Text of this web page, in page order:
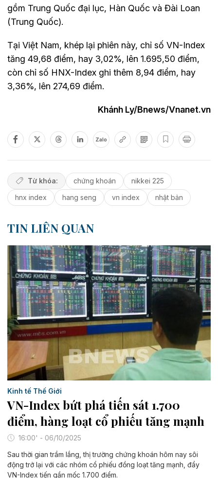
gồm Trung Quốc đại lục, Hàn Quốc và Đài Loan
(Trung Quốc).
Tại Việt Nam, khép lại phiên này, chỉ số VN-Index
tăng 49,68 điểm, hay 3,02%, lên 1.695,50 điểm,
còn chỉ số HNX-Index ghi thêm 8,94 điểm, hay
3,36%, lên 274,69 điểm.
Khánh Ly/Bnews/Vnanet.vn
Zalo
Từ khóa: chứng khoán
nikkei 225
hnx index
hang seng vn index nhật bản
TIN LIÊN QUAN
Kinh tế Thế Giới
VN-Index bứt phá tiến sát 1.700
điểm, hàng loạt cổ phiếu tăng mạnh
16:00' - 06/10/2025
Sau thời gian trầm lắng, thị trường chứng khoán hôm nay sôi
động trở lại với các nhóm cổ phiếu đồng loạt tăng mạnh, đẩy
VN-Index tiến gần mốc 1.700 điểm.